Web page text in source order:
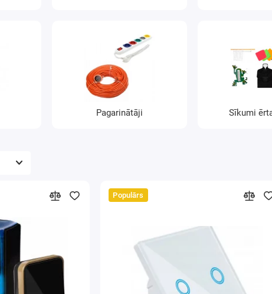
Pagarinātāji Sīkumi
Populārs